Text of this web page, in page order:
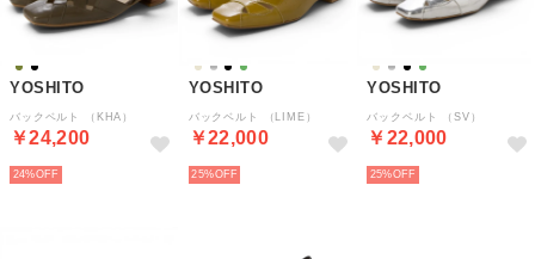
YOSHITO
バックベルト （KHA）
￥24,200
24%
YOSHITO
バックベルト （LIME）
￥22,000
25%
YOSHITO
バックベルト （SV）
￥22,000
25%